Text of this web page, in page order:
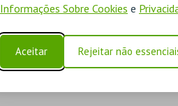
Informações Sobre Cookies e
Aceitar Rejeitar não